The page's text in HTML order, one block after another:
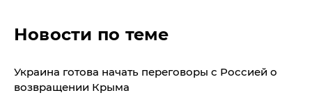
Новости по теме
Украина готова начать переговоры с Россией о
возвращении Крыма